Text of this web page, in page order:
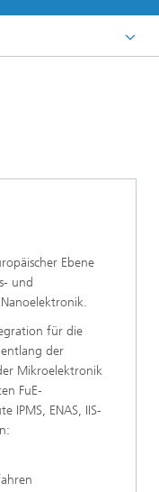
Ebene
und
für die
der
Mikroelektronik
FuE-
IPMS, ENAS, IIS-